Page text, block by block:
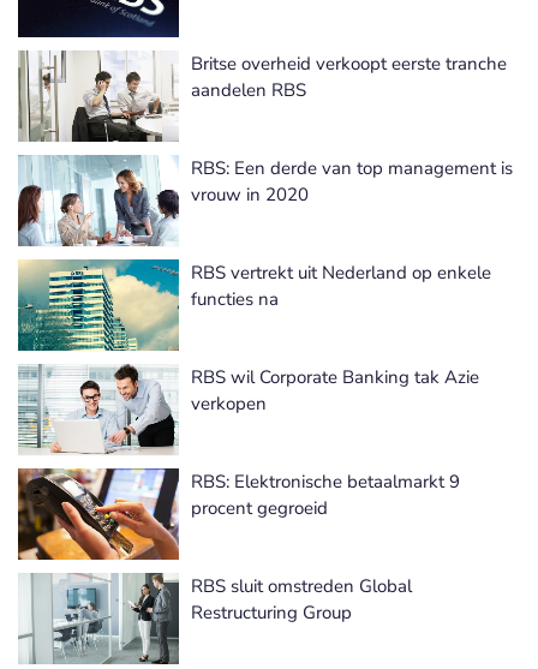
Britse overheid verkoopt eerste tranche
aandelen RBS
RBS: Een derde van top management is
vrouw in 2020
RBS vertrekt uit Nederland op enkele
functies na
RBS wil Corporate Banking tak Azie
verkopen
RBS: Elektronische betaalmarkt 9
procent gegroeid
RBS sluit omstreden Global
Restructuring Group